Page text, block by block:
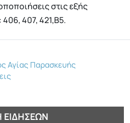
στις εξής
407, 421,Β5.
Αγίας Παρασκευής
ΕΙΔΉΣΕΩΝ